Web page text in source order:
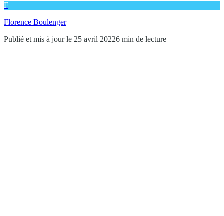
F
Florence Boulenger
Publié et mis à jour le 25 avril 20226 min de lecture